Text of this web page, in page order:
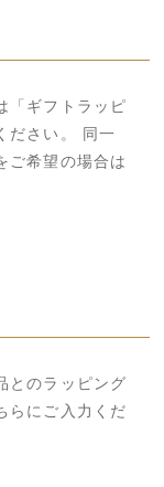
「ギフトラッピ
ださい。 同一
ご希望の場合は
とのラッピング
らにご入力くだ